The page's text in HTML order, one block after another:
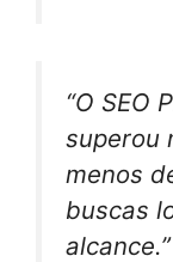
“O SEO
superou
menos
buscas